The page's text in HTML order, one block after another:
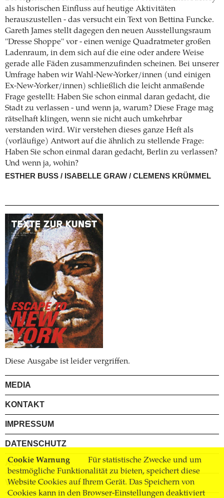
Cookie Warnung
Für statistische Zwecke und um
bestmögliche Funktionalität zu bieten, speichert diese
Website Cookies auf Ihrem Gerät. Das Speichern von
Cookies kann in den Browser-Einstellungen deaktiviert
als historischen Einfluss auf heutige Aktivitäten
herauszustellen - das versucht ein Text von Bettina Funcke.
Gareth James stellt dagegen den neuen Ausstellungsraum
"Dresse Shoppe" vor - einen wenige Quadratmeter großen
Ladenraum, in dem sich auf die eine oder andere Weise
gerade alle Fäden zusammenzufinden scheinen. Bei unserer
Umfrage haben wir Wahl-New-Yorker/innen (und einigen
Ex-New-Yorker/innen) schließlich die leicht anmaßende
Frage gestellt: Haben Sie schon einmal daran gedacht, die
Stadt zu verlassen - und wenn ja, warum? Diese Frage mag
rätselhaft klingen, wenn sie nicht auch umkehrbar
verstanden wird. Wir verstehen dieses ganze Heft als
(vorläufige) Antwort auf die ähnlich zu stellende Frage:
Haben Sie schon einmal daran gedacht, Berlin zu verlassen?
Und wenn ja, wohin?
ESTHER BUSS / ISABELLE GRAW / CLEMENS KRÜMMEL
Diese Ausgabe ist leider vergriffen.
MEDIA
KONTAKT
IMPRESSUM
DATENSCHUTZ
AGB
VERSAND